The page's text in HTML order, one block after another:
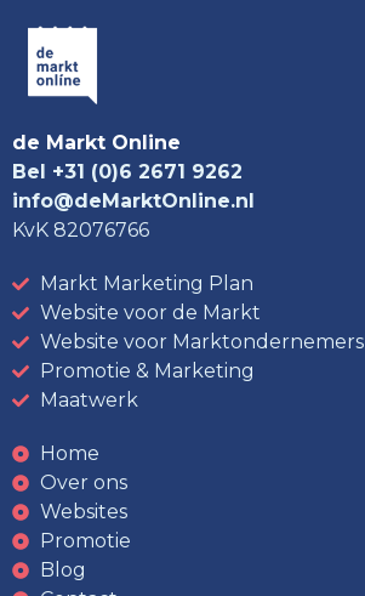
de Markt Online
Bel +31 (0)6 2671 9262
info@deMarktOnline.nl
KvK 82076766
Markt Marketing Plan
Website voor de Markt
Website voor Marktondernemers
Promotie & Marketing
Maatwerk
Home
Over ons
Websites
Promotie
Blog